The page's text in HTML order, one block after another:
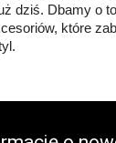
dziś. Dbamy o
które